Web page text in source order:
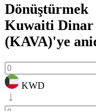
Dönüştürmek
Kuwaiti
(KAVA)'ye
KWD